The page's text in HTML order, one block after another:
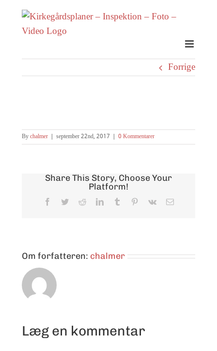
content
Forrige
Bychalmer | september 22nd, 2017 | 0 Kommentarer
Share This Story, Choose Your
Platform!
Facebook
TwitterRedditLinkedInTumblr Pinterest
Vk
E-
Om forfatteren: chalmer
Læg en kommentar